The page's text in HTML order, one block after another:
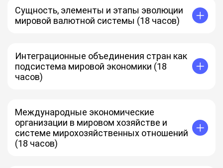
Торговое посредничество
Регулирование торгового обмена услугами
Сущность, элементы и этапы эволюции
мировой валютной системы (18 часов)
Основные элементы
Этапы развития
Интеграционные объединения стран как
подсистема мировой экономики (18
часов)
Пять форм экономической интеграции
Интеграционные издержки
Международные экономические
организации в мировом хозяйстве и
системе мирохозяйственных отношений
(18 часов)